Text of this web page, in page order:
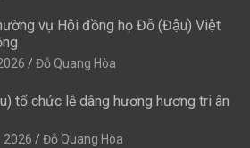
vụ Hội đồng họ Đỗ (Đậu) Việt
Đỗ Quang Hòa
tổ chức lễ dâng hương hương tri ân
2026 Đỗ Quang Hòa